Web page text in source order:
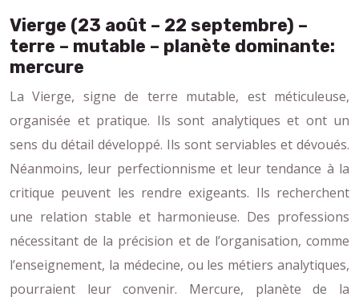
Vierge (23 août – 22 septembre) –
terre – mutable – planète dominante:
mercure
La Vierge, signe de terre mutable, est méticuleuse,
organisée et pratique. Ils sont analytiques et ont un
sens du détail développé. Ils sont serviables et dévoués.
Néanmoins, leur perfectionnisme et leur tendance à la
critique peuvent les rendre exigeants. Ils recherchent
une relation stable et harmonieuse. Des professions
nécessitant de la précision et de l’organisation, comme
l’enseignement, la médecine, ou les métiers analytiques,
pourraient leur convenir. Mercure, planète de la